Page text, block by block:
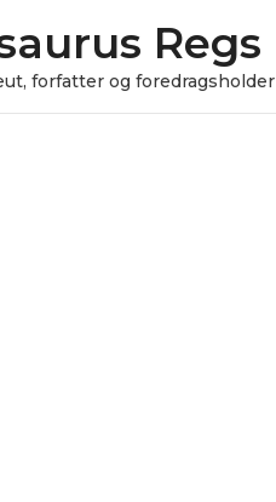
Regs
forfatter og foredragsholder